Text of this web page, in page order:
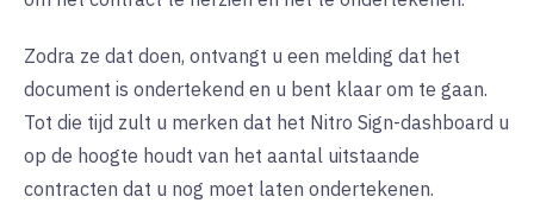
Zodra ze dat doen, ontvangt u een melding dat het
document is ondertekend en u bent klaar om te gaan.
Tot die tijd zult u merken dat het Nitro Sign-dashboard u
op de hoogte houdt van het aantal uitstaande
contracten dat u nog moet laten ondertekenen.